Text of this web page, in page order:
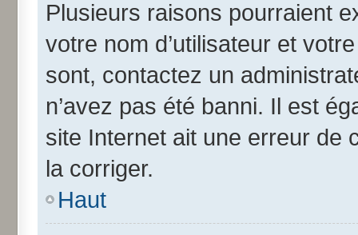
Plusieurs raisons pourraient
votre nom d’utilisateur et
sont, contactez un
n’avez pas été banni. Il est
site Internet ait une erreur de
la corriger.
Haut